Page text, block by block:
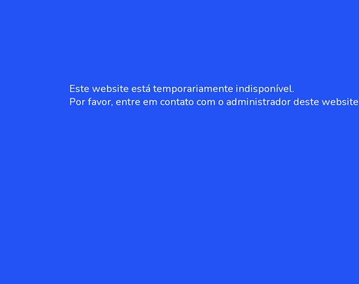
Este website está temporariamente indisponível.
Por favor, entre em contato com o administrador deste